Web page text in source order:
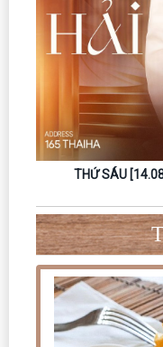
THỨ SÁU